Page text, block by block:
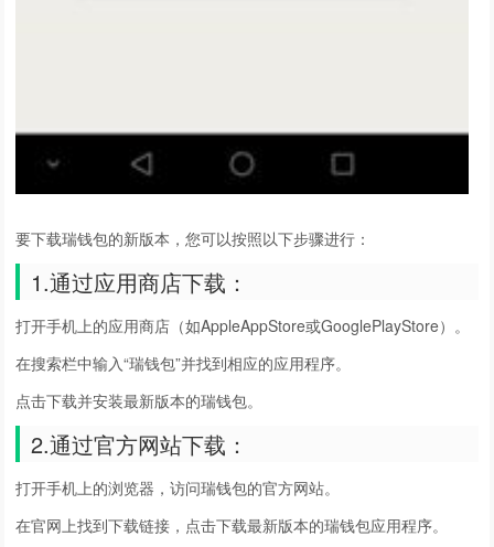
要下载瑞钱包的新版本，您可以按照以下步骤进行：
1.通过应用商店下载：
打开手机上的应用商店（如AppleAppStore或GooglePlayStore）。
在搜索栏中输入“瑞钱包”并找到相应的应用程序。
点击下载并安装最新版本的瑞钱包。
2.通过官方网站下载：
打开手机上的浏览器，访问瑞钱包的官方网站。
在官网上找到下载链接，点击下载最新版本的瑞钱包应用程序。